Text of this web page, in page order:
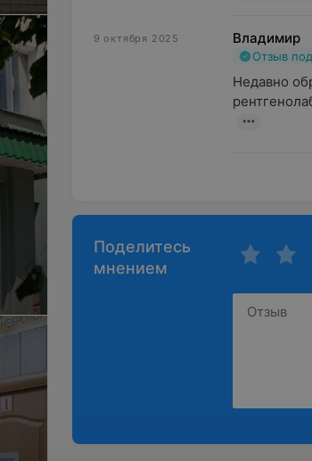
9 октября 2025 Владимир
Отзыв
Недавно
Поделитесь
мнением